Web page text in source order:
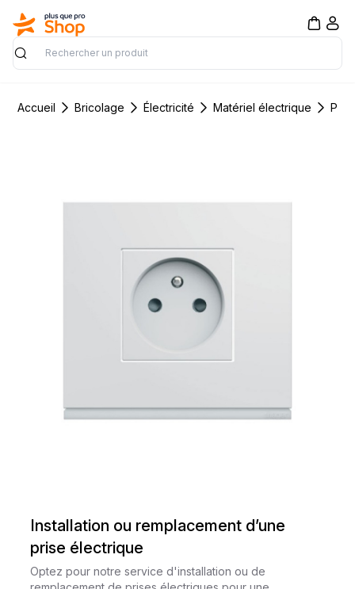
Rechercher
Accueil Bricolage Électricité Matériel électrique
Installation ou remplacement d’une
prise électrique
Optez pour notre service d'installation ou de